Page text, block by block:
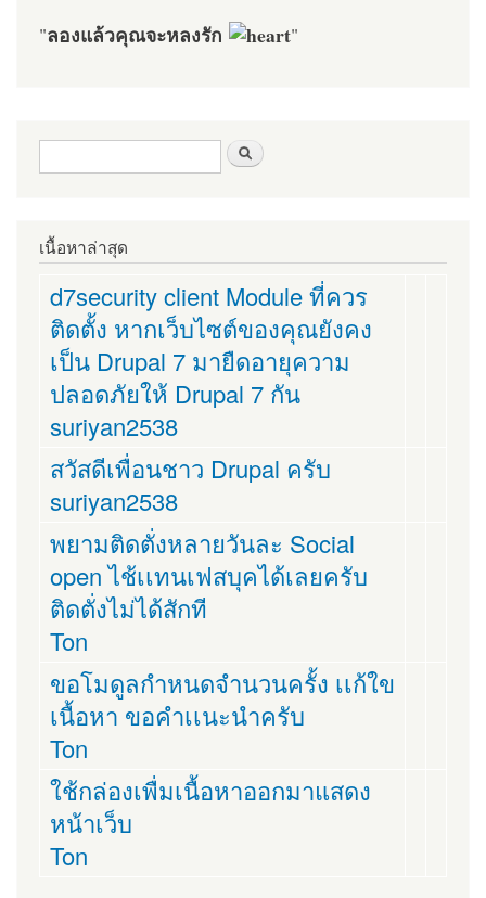
"ลองแล้วคุณจะหลงรัก "
ฟอร์มค้นหา
เนื้อหาล่าสุด
d7security client Module ที่ควร
ติดตั้ง หากเว็บไซต์ของคุณยังคง
เป็น Drupal 7 มายืดอายุความ
ปลอดภัยให้ Drupal 7 กัน
suriyan2538
สวัสดีเพื่อนชาว Drupal ครับ
suriyan2538
พยามติดตั่งหลายวันละ Social
open ไช้เเทนเฟสบุคได้เลยครับ
ติดตั่งไม่ได้สักที
Ton
ขอโมดูลกำหนดจำนวนครั้ง เเก้ใข
เนื้อหา ขอคำเเนะนำครับ
Ton
ใช้กล่องเพื่มเนื้อหาออกมาแสดง
หน้าเว็บ
Ton